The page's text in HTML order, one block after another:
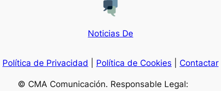
Noticias De
Política de Privacidad Política de Cookies Contactar
© CMA Comunicación. Responsable Legal: